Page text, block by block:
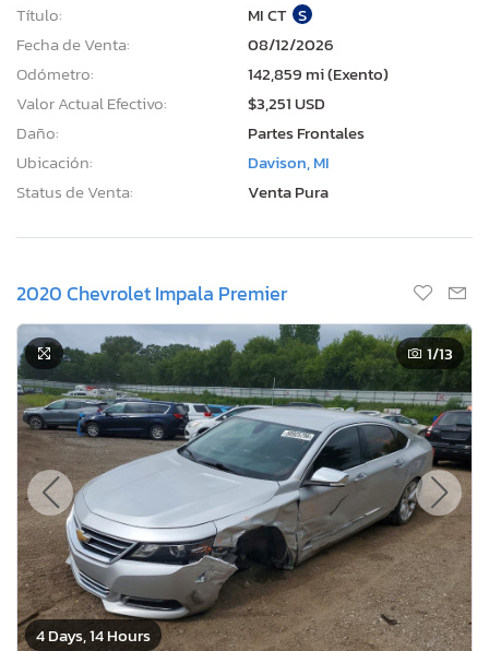
Título:
MI CT S
Fecha de Venta:
08/12/2026
Odómetro:
142,859 mi (Exento)
Valor Actual Efectivo:
$3,251 USD
Daño:
Partes Frontales
Ubicación:
Davison, MI
Status de Venta:
Venta Pura
2020 Chevrolet Impala Premier
4 Days, 14 Hours
1/13